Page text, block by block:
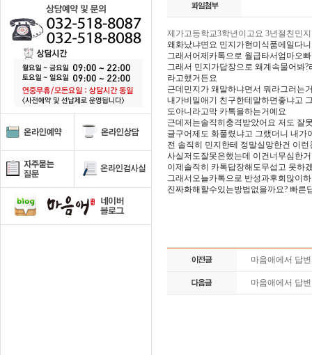
제가고등학교3학년이고요 3년절친민
왜화났냐면요 민지가현미식품에일다
그래서어제카톡으로 월급타서엄마오
그래서 민지가답장으로 왜계속물어봐
라고했거든요
근데민지가 왜말하냐면서 뭐라그러는
내가비밀애기 친구한테말하면좋냐고
도아니라고막 카톡을하는거예요
근데저는솔직히충격받았어요 저도 잘
글구어제도 화풀렸냐고 그랬더니 내
전 솔직히 민지한테 정말실망한건 이
사실저도잘못은했는데 이건너무심한
이제솔직히 카톡답장해도무섭고 못하
그래서오늘카톡으로 반성과후회많이
진짜화해할수있는방법없을까요? 빠른
마음애에서 답
마음애에서 답